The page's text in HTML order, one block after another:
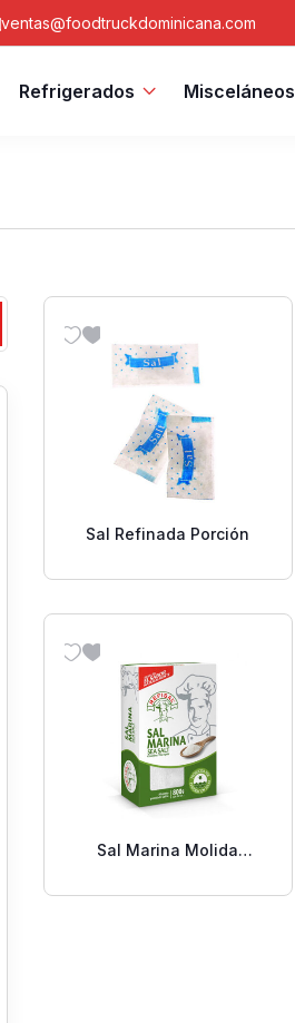
ventas@foodtruckdominicana.com
Refrigerados Misceláneos
Sal Refinada Porción
Sal Marina Molida
Grs